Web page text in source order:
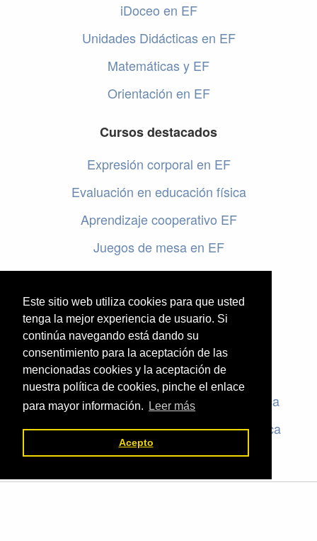
Este sitio web utiliza cookies para que usted
tenga la mejor experiencia de usuario. Si
continúa navegando está dando su
consentimiento para la aceptación de las
mencionadas cookies y la aceptación de
nuestra política de cookies, pinche el enlace
para mayor información.
Leer más
Acepto
iDoceo en EF
Unidades Didácticas en EF
Matemáticas y EF
Orientación en EF
Cursos destacados
Expresión corporal en EF
Evaluación en educación física
Aprendizaje cooperativo EF
Juegos de mesa en EF
Programar en EF
Cursos online de educación física
Artículos destacados
Evaluación en educación física
Criterios de evaluación en educación física
Rúbricas de evaluación en educación física